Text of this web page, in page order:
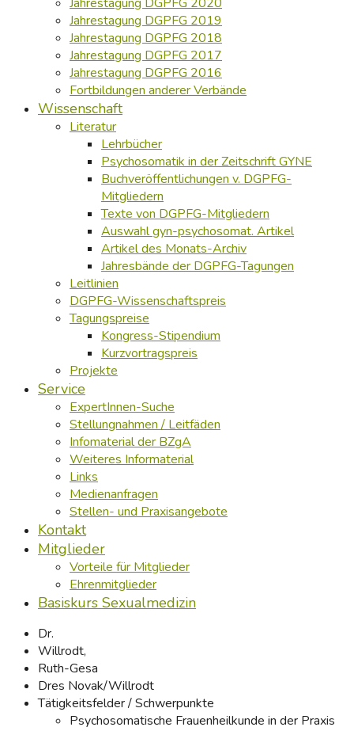
Jahrestagung DGPFG 2019
Jahrestagung DGPFG 2018
Jahrestagung DGPFG 2017
Jahrestagung DGPFG 2016
Fortbildungen anderer Verbände
Wissenschaft
Literatur
Lehrbücher
Psychosomatik in der Zeitschrift GYNE
Buchveröffentlichungen v. DGPFG-
Mitgliedern
Texte von DGPFG-Mitgliedern
Auswahl gyn-psychosomat. Artikel
Artikel des Monats-Archiv
Jahresbände der DGPFG-Tagungen
Leitlinien
DGPFG-Wissenschaftspreis
Tagungspreise
Kongress-Stipendium
Kurzvortragspreis
Projekte
Service
ExpertInnen-Suche
Stellungnahmen / Leitfäden
Infomaterial der BZgA
Weiteres Informaterial
Links
Medienanfragen
Stellen- und Praxisangebote
Kontakt
Mitglieder
Vorteile für Mitglieder
Ehrenmitglieder
Basiskurs Sexualmedizin
Dr.
Willrodt,
Ruth-Gesa
Dres Novak/Willrodt
Tätigkeitsfelder / Schwerpunkte
Psychosomatische Frauenheilkunde in der Praxis